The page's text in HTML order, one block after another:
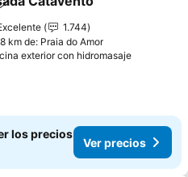
a favoritos
1.744
km de: Praia do Amor
exterior con hidromasajeVer
los precios
Ver precios